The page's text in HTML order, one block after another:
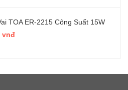
TOA ER-2215 Công Suất 15W
vnđ